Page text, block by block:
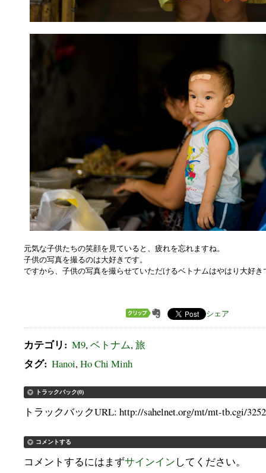
元気な子供たちの笑顔を見ていると、疲れを忘れますね。
子供の写真を撮るのは大好きです。
ですから、子供の写真を撮らせていただけるベトナムはやはり大好
シェア
カテゴリ: M9,ベトナム,旅
タグ: Hanoi,Ho Chi Minh
トラックバック(0)
トラックバックURL: http://sahelnet.org/mt/mt-tb.cgi/3252
コメントする
コメントするにはまずサインインしてください。